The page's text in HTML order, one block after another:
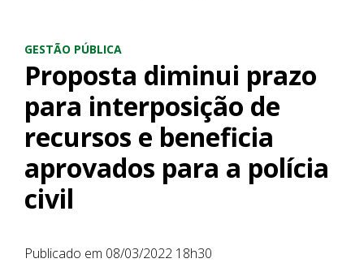
GESTÃO PÚBLICA
Proposta diminui prazo
para interposição de
recursos e beneficia
aprovados para a polícia
civil
Publicado em 08/03/2022 18h30